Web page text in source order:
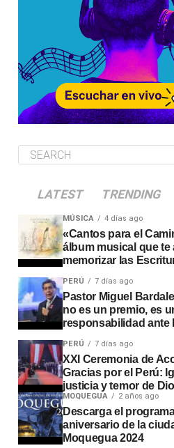
LATEST TRENDING
MÚSICA 4 días ago
«Cantos para el
álbum musical que te
memorizar las
PERÚ 7 días ago
Pastor Miguel
no es un premio, es
responsabilidad ante
PERÚ 7 días ago
XXI Ceremonia de
Gracias por el Perú:
justicia y temor de
MOQUEGUA 2 años ago
Descarga el
aniversario de la
Moquegua 2024